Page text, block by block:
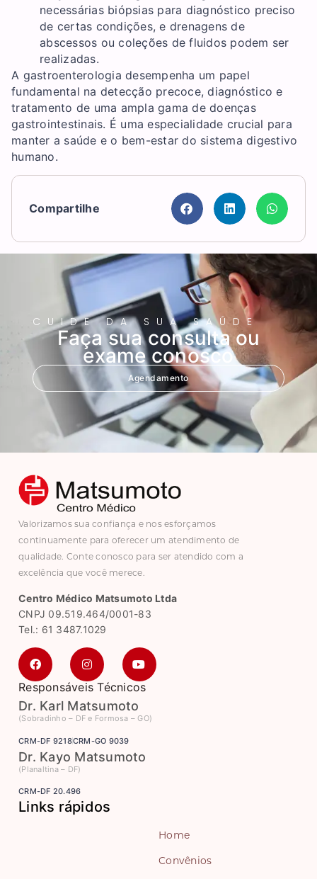
necessárias biópsias para diagnóstico preciso
de certas condições, e drenagens de
abscessos ou coleções de fluidos podem ser
realizadas.
A gastroenterologia desempenha um papel
fundamental na detecção precoce, diagnóstico e
tratamento de uma ampla gama de doenças
gastrointestinais. É uma especialidade crucial para
manter a saúde e o bem-estar do sistema digestivo
humano.
Compartilhe
CUIDE DA SUA SAÚDE
Faça sua consulta ou
exame conosco
Agendamento
Valorizamos sua confiança e nos esforçamos
continuamente para oferecer um atendimento de
qualidade. Conte conosco para ser atendido com a
excelência que você merece.
Centro Médico Matsumoto Ltda
CNPJ 09.519.464/0001-83
Tel.: 61 3487.1029
Responsáveis Técnicos
Dr. Karl Matsumoto
(Sobradinho – DF e Formosa – GO)
CRM-DF 9218CRM-GO 9039
Dr. Kayo Matsumoto
(Planaltina – DF)
CRM-DF 20.496
Links rápidos
Home
Convênios